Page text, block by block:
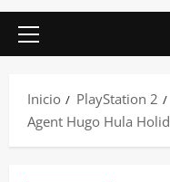
Menú
Inicio
PlayStation 2
Agent Hugo Hula